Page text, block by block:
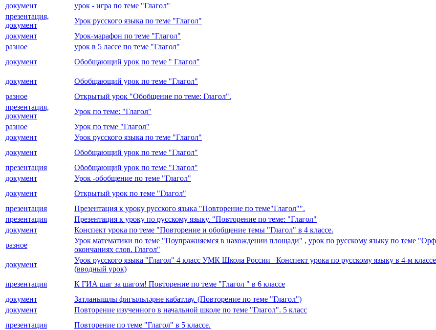
документ
урок - игра по теме "Глагол"
презентация,
документ
Урок русского языка по теме "Глагол"
документ
Урок-марафон по теме "Глагол"
разное
урок в 5 лассе по теме "Глагол"
документ
Обобщающий урок по теме " Глагол"
документ Обобщающий урок по теме "Глагол"
разное
Открытый урок "Обобщение по теме: Глагол".
презентация,
документ
Урок по теме: "Глагол"
разное
Урок по теме "Глагол"
документ
Урок русского языка по теме "Глагол"
документ
Обобщающий урок по теме "Глагол"
презентация
Обобщающий урок по теме "Глагол"
документ
Урок -обобщение по теме "Глагол"
документ
Открытый урок по теме "Глагол"
презентация
Презентация к уроку русского языка "Повторение по теме"Глагол"".
презентация
Презентация к уроку по русскому языку. "Повторение по теме: "Глагол"
документ
Конспект урока по теме "Повторение и обобщение темы "Глагол" в 4 классе.
разное
Урок математики по теме "Поупражняемся в нахождении площади" , урок по русскому языку по теме
окончаниях слов. Глагол"
документ
Урок русского языка "Глагол" 4 класс УМК Школа России Конспект урока по русскому языку в 4-м
(вводный урок)
презентация К ГИА шаг за шагом! Повторение по теме "Глагол " в 6 классе
документ
Затланышлы фигыльләрне кабатлау. (Повторение по теме "Глагол")
документ
Повторение изученного в начальной школе по теме "Глагол". 5 класс
презентация
Повторение по теме "Глагол" в 5 классе.